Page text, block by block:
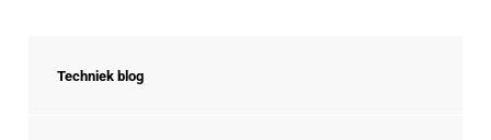
Techniek blog